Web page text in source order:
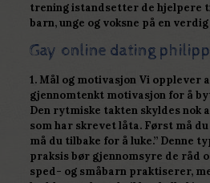
trening istandsetter de hjelpere
barn, unge og voksne på en
Gay online dating
1. Mål og motivasjon Vi opplever
gjennomtenkt motivasjon for å
Den rytmiske takten skyldes nok
som har skrevet låta. Først må
må du tilbake for å luke.” Denne
praksis bør gjennomsyre de råd
sped- og småbarn praktiserer,